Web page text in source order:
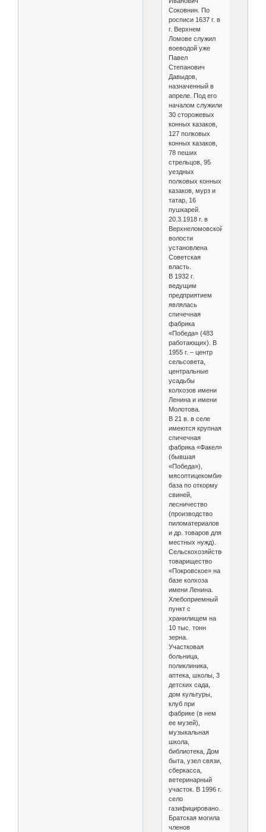
Соковнин. По
росписи 1637 г. в
г. Верхнем
Ломове служил
воеводой уже
Павел
Степанович
Давыдов,
назначенный в
апреле. Под его
началом служили
30 сторожевых
конных казаков,
127 полковых
конных казаков,
78 пеших
стрельцов, 95
уездных
полковых конных
казаков, мурз и
татар, 16
пушкарей.
20.3.1918 г. в
Верхнеломовской
волости
установлена
Советская
власть.
В 1932 г.
ведущим
предприятием
являлась
спичечная
фабрика
«Победа» (483
работающих). В
1955 г. – центр
сельсовета,
центральные
усадьбы
колхозов имени
Ленина и имени
Молотова.
В 21 в. в селе
имеются крупная
спичечная
фабрика «Факел»
(бывшая
«Победа»),
мясоптицекомбинат,
база по откорму
свиней,
лесничество
(производство
пиломатериалов
и др. товаров для
местных нужд).
Сельскохозяйственное
товарищество
«Покровское» на
базе колхоза
имени Ленина.
Хлебоприемный
пункт с
хранилищем на
10 тыс. тонн
зерна.
Участковая
больница,
поликлиника,
аптека, школы, 3
детских сада,
дом культуры,
клуб при
фабрике (в нем
ее музей),
музыкальная
школа,
библиотека, Дом
быта, узел связи,
сберкасса,
ветеринарный
участок. В 1996 г.
село
газифицировано.
Братская могила
членов